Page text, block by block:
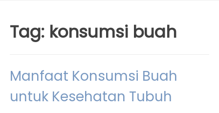
Tag: konsumsi buah
Manfaat Konsumsi Buah
untuk Kesehatan Tubuh